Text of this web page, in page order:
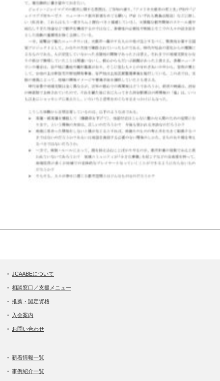
JCAABEについて
相談窓口／支援メニュー
推薦・認定資格
入会案内
お問い合わせ
新着情報一覧
事例紹介一覧